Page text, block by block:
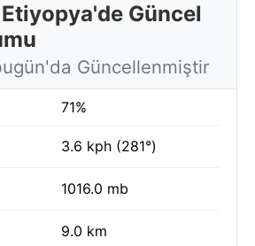
Etiyopya'de Güncel
Güncellenmiştir
71%
3.6 kph (281°)
1016.0 mb
9.0 km